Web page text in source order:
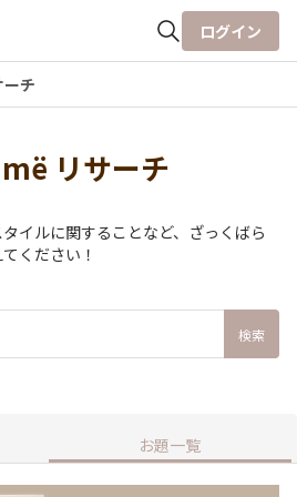
ログイン
チ
リサーチ
イルに関することなど、ざっくばら
ください！
お題一覧